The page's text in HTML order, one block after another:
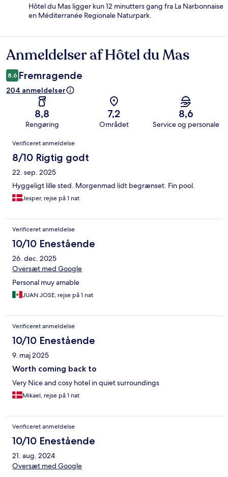
Hôtel du Mas ligger kun 12 minutters gang fra La Narbonnaise
en Méditerranée Regionale Naturpark.
Anmeldelser
Anmeldelser af Hôtel du Mas
8,6 Fremragende
204 anmeldelser
8,8
Rengøring
7,2
Området
8,6
Service og personale
Anmeldelser
Verificeret anmeldelse
8/10 Rigtig godt
22. sep. 2025
Hyggeligt lille sted. Morgenmad lidt begrænset. Fin pool.
Jesper, rejse på 1 nat
Verificeret anmeldelse
10/10 Enestående
26. dec. 2025
Oversæt med Google
Personal muy amable
JUAN JOSE, rejse på 1 nat
Verificeret anmeldelse
10/10 Enestående
9. maj 2025
Worth coming back to
Very Nice and cosy hotel in quiet surroundings
Mikael, rejse på 1 nat
Verificeret anmeldelse
10/10 Enestående
21. aug. 2024
Oversæt med Google